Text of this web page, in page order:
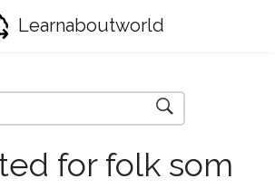
Learnaboutworld
for folk som